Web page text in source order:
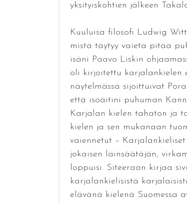
yksityiskohtien jälkeen
Kuuluisa filosofi Ludwig
mistä täytyy vaieta pitää
isäni Paavo Liskin
oli kirjoitettu karjalankielen
näytelmässä sijoittuivat
että isoäitini puhuman
Karjalan kielen tahaton ja
kielen ja sen mukanaan
vaiennetut –
jokaisen lainsäätäjän,
loppuisi. Siteeraan kirjaa
karjalankielisistä
elävänä kielenä Suomessa